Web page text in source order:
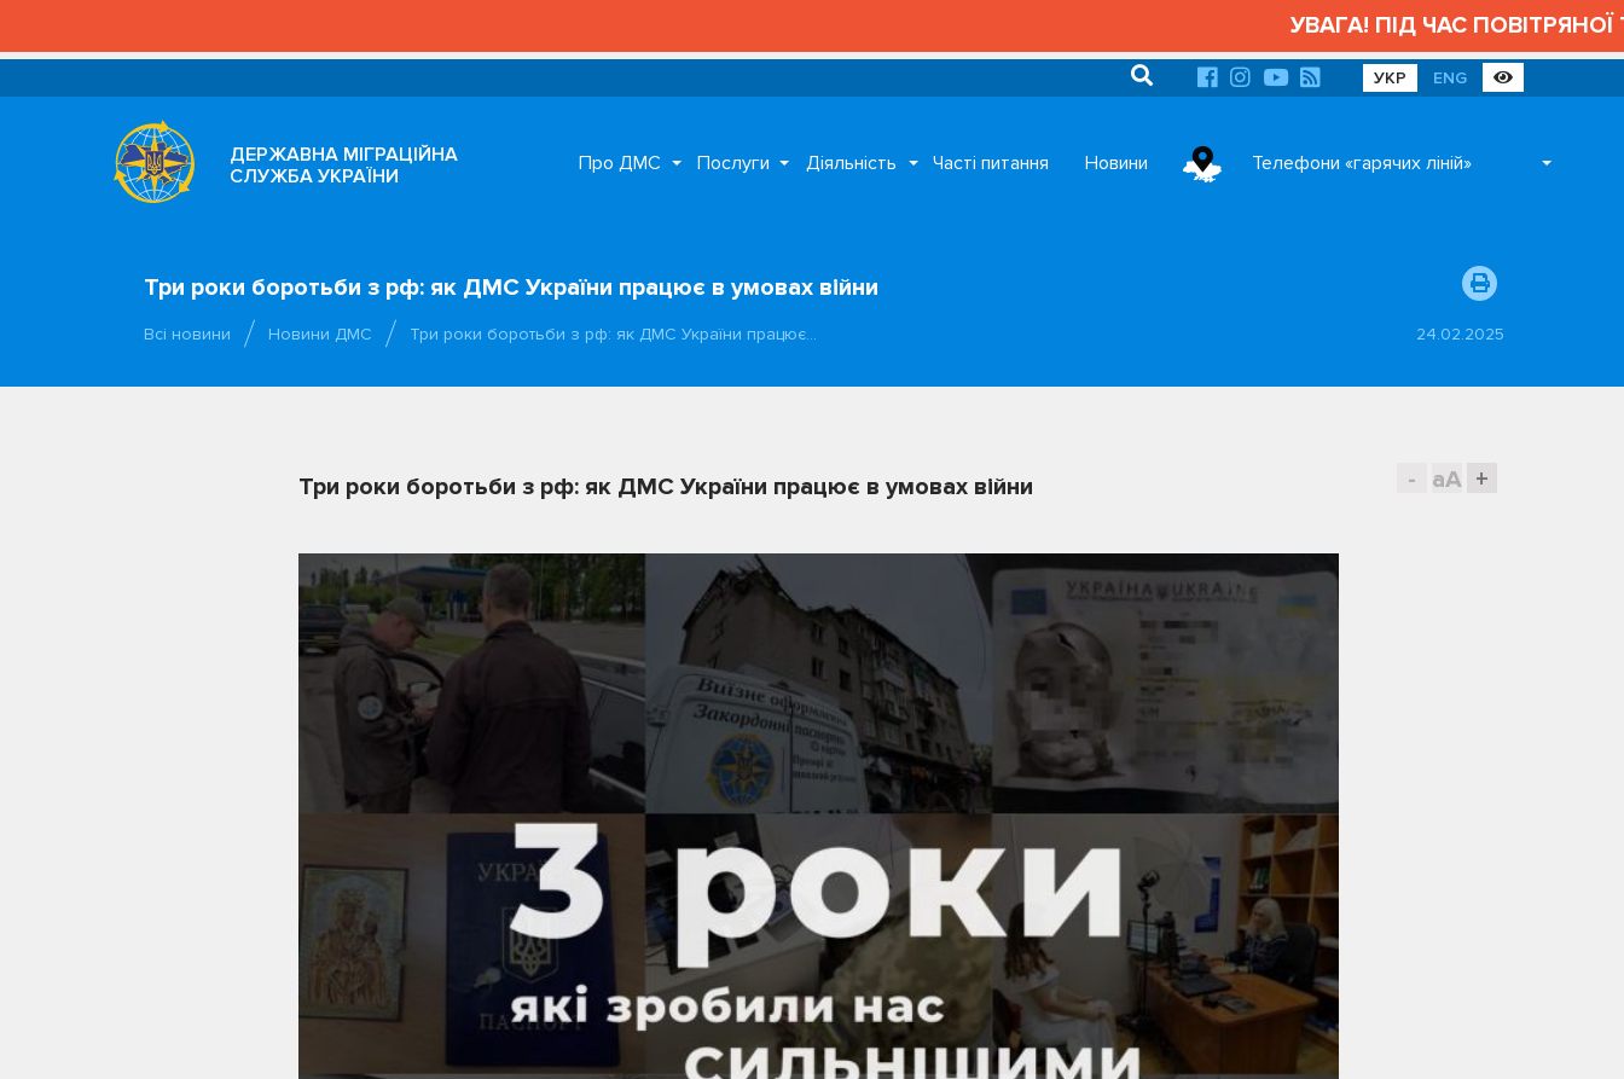
УВАГА! ПІД ЧАС ПОВІТРЯНОЇ
УКР ENG
ДЕРЖАВНА МІГРАЦІЙНА
СЛУЖБА УКРАЇНИ
Про ДМС Послуги Діяльність Часті питання Новини Телефони «гарячих ліній»
Три роки боротьби з рф: як ДМС України працює в умовах війни
Всі новини Новини ДМС Три роки боротьби з рф: як ДМС України працює… 24.02.2025
- aA +
Три роки боротьби з рф: як ДМС України працює в умовах війни